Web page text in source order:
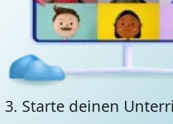
3. Starte deinen